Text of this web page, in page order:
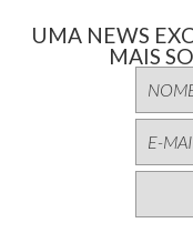
UMA NEWS
MAIS